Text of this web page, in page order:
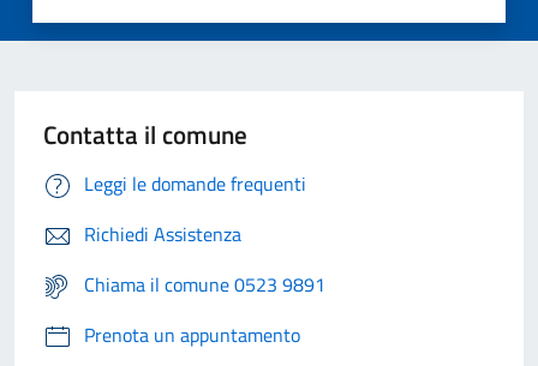
Contatta il comune
Leggi le domande frequenti
Richiedi Assistenza
Chiama il comune 0523 9891
Prenota un appuntamento